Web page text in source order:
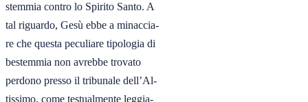
stemmia contro lo Spirito Santo. A
tal riguardo, Gesù ebbe a minaccia-
re che questa peculiare tipologia di
bestemmia non avrebbe trovato
perdono presso il tribunale dell’Al-
tissimo, come testualmente leggia-